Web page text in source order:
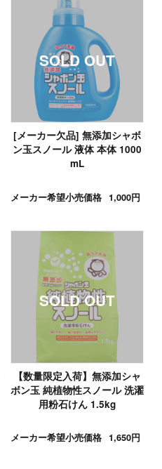
[メーカー欠品] 無添加シャボ
ン玉スノール 液体 本体 1000
mL
メーカー希望小売価格 1,000円
【数量限定入荷】無添加シャ
ボン玉 純植物性スノール 洗濯
用粉石けん 1.5kg
メーカー希望小売価格 1,650円